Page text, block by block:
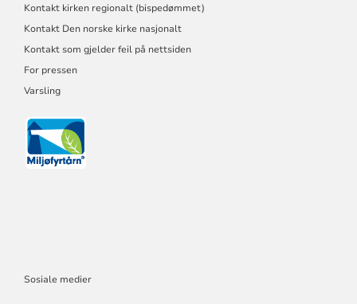
Kontakt kirken regionalt (bispedømmet)
Kontakt Den norske kirke nasjonalt
Kontakt som gjelder feil på nettsiden
For pressen
Varsling
Sosiale medier